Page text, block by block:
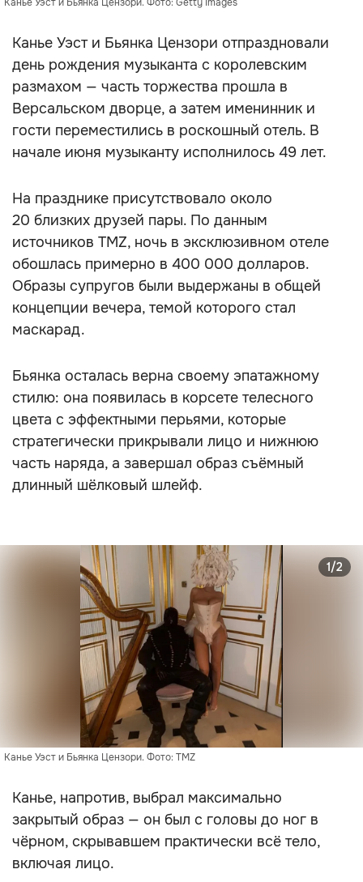
Канье Уэст и Бьянка Цензори отпраздновали
день рождения музыканта с королевским
размахом — часть торжества прошла в
Версальском дворце, а затем именинник и
гости переместились в роскошный отель. В
начале июня музыканту исполнилось 49 лет.
На празднике присутствовало около
20 близких друзей пары. По данным
источников TMZ, ночь в эксклюзивном отеле
обошлась примерно в 400 000 долларов.
Образы супругов были выдержаны в общей
концепции вечера, темой которого стал
маскарад.
Бьянка осталась верна своему эпатажному
стилю: она появилась в корсете телесного
цвета с эффектными перьями, которые
стратегически прикрывали лицо и нижнюю
часть наряда, а завершал образ съёмный
длинный шёлковый шлейф.
Канье Уэст и Бьянка Цензори. Фото: TMZ
1/2
Канье, напротив, выбрал максимально
закрытый образ — он был с головы до ног в
чёрном, скрывавшем практически всё тело,
включая лицо.